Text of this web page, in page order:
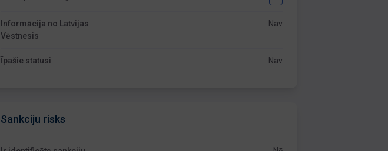
Informācija no Latvijas
Vēstnesis
Nav
Īpašie statusi Nav
Sankciju risks